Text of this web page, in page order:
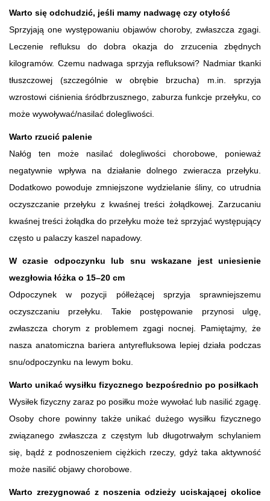
Warto się odchudzić, jeśli mamy nadwagę czy otyłość
Sprzyjają one występowaniu objawów choroby, zwłaszcza zgagi.
Leczenie refluksu do dobra okazja do zrzucenia zbędnych
kilogramów. Czemu nadwaga sprzyja refluksowi? Nadmiar tkanki
tłuszczowej (szczególnie w obrębie brzucha) m.in. sprzyja
wzrostowi ciśnienia śródbrzusznego, zaburza funkcje przełyku, co
może wywoływać/nasilać dolegliwości.
Warto rzucić palenie
Nałóg ten może nasilać dolegliwości chorobowe, ponieważ
negatywnie wpływa na działanie dolnego zwieracza przełyku.
Dodatkowo powoduje zmniejszone wydzielanie śliny, co utrudnia
oczyszczanie przełyku z kwaśnej treści żołądkowej. Zarzucaniu
kwaśnej treści żołądka do przełyku może też sprzyjać występujący
często u palaczy kaszel napadowy.
W czasie odpoczynku lub snu wskazane jest uniesienie
wezgłowia łóżka o 15–20 cm
Odpoczynek w pozycji półleżącej sprzyja sprawniejszemu
oczyszczaniu przełyku. Takie postępowanie przynosi ulgę,
zwłaszcza chorym z problemem zgagi nocnej. Pamiętajmy, że
nasza anatomiczna bariera antyrefluksowa lepiej działa podczas
snu/odpoczynku na lewym boku.
Warto unikać wysiłku fizycznego bezpośrednio po posiłkach
Wysiłek fizyczny zaraz po posiłku może wywołać lub nasilić zgagę.
Osoby chore powinny także unikać dużego wysiłku fizycznego
związanego zwłaszcza z częstym lub długotrwałym schylaniem
się, bądź z podnoszeniem ciężkich rzeczy, gdyż taka aktywność
może nasilić objawy chorobowe.
Warto zrezygnować z noszenia odzieży uciskającej okolice